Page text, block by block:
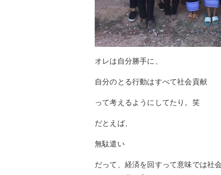
オレは自分勝手に、
自分のとる行動はすべて社会貢献
って考えるようにしてたり。笑
だとえば、
無駄遣い
だって、経済を回すって意味では社